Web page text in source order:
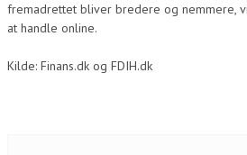
fremadrettet bliver bredere og nemmere,
at handle online.
Kilde: Finans.dk og FDIH.dk